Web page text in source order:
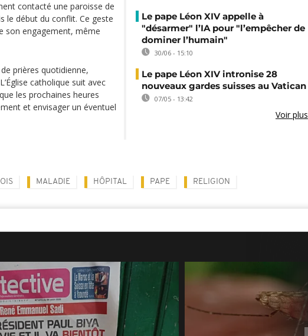
contacté une paroisse de
le début du conflit. Ce geste
son engagement, même
prières quotidienne,
catholique suit avec
les prochaines heures
et envisager un éventuel
Le pape Léon XIV appelle à
"désarmer" l’IA pour "l’empêcher de
dominer l’humain"
30/06 - 15:10
Le pape Léon XIV intronise 28
nouveaux gardes suisses au Vatican
07/05 - 13:42
Voir plus
MALADIE HÔPITAL PAPE RELIGION